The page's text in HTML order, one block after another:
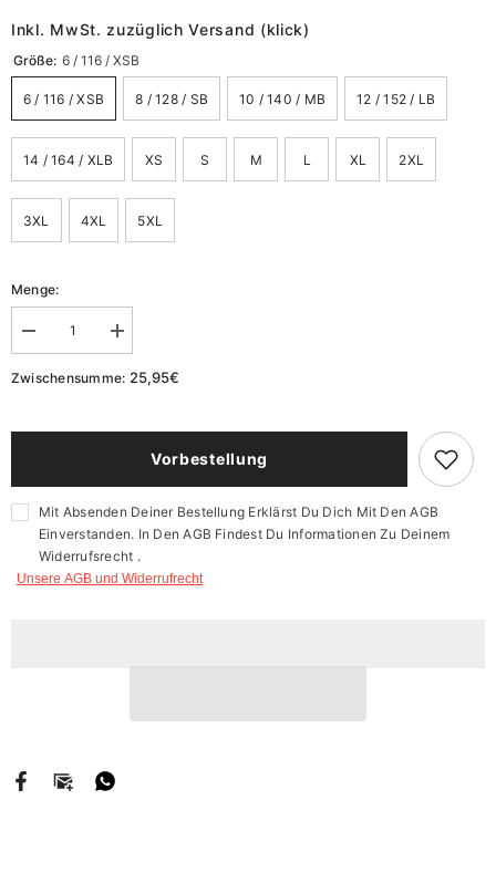
Inkl. MwSt. zuzüglich Versand (klick)
Größe: 6 / 116 / XSB
6 / 116 / XSB 8 / 128 / SB 10 / 140 / MB 12 / 152 / LB
14 / 164 / XLB XS S M L XL 2XL
3XL 4XL 5XL
Menge:
verringern
für
KS
Mainz
(Fastnacht)
Menge
erhöhen
für
KS
Mainz
(Fastnacht)
Zwischensumme: 25,95€
Vorbestellung
Mit Absenden Deiner Bestellung Erklärst Du Dich Mit Den AGB
Einverstanden. In Den AGB Findest Du Informationen Zu Deinem
Widerrufsrecht .
Unsere AGB und Widerrufrecht